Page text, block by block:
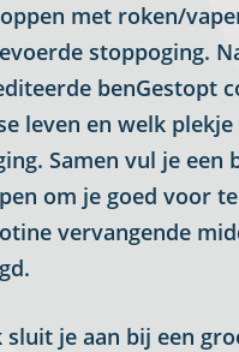
met roken/
stoppoging.
benGestopt
leven en welk
Samen vul je
om je goed voor
vervangende
je aan bij een